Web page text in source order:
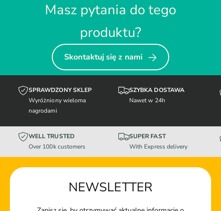
Masz pytania do tego
produktu?
Skontaktuj się z nami
SPRAWDZONY SKLEP
Wyróżniony wieloma
nagrodami
SZYBKA DOSTAWA
Nawet w 24h
WELL TRUSTED
Over 100k customers
SUPER FAST
With Express delivery
NEWSLETTER